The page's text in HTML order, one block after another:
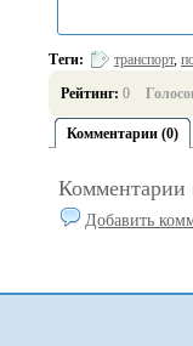
Теги: транспорт,
Рейтинг: 0
Комментарии (0)
Комментарии
Добавить